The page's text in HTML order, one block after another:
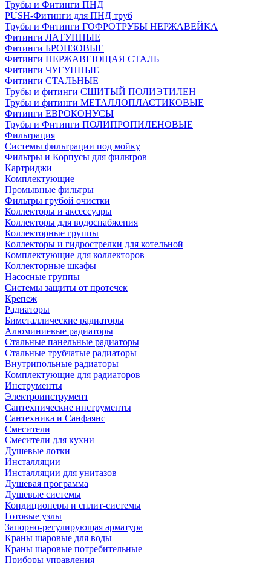
Трубы и Фитинги ПНД
PUSH-Фитинги для ПНД труб
Трубы и Фитинги ГОФРОТРУБЫ НЕРЖАВЕЙКА
Фитинги ЛАТУННЫЕ
Фитинги БРОНЗОВЫЕ
Фитинги НЕРЖАВЕЮЩАЯ СТАЛЬ
Фитинги ЧУГУННЫЕ
Фитинги СТАЛЬНЫЕ
Трубы и фитинги СШИТЫЙ ПОЛИЭТИЛЕН
Трубы и фитинги МЕТАЛЛОПЛАСТИКОВЫЕ
Фитинги ЕВРОКОНУСЫ
Трубы и Фитинги ПОЛИПРОПИЛЕНОВЫЕ
Фильтрация
Системы фильтрации под мойку
Фильтры и Корпусы для фильтров
Картриджи
Комплектующие
Промывные фильтры
Фильтры грубой очистки
Коллекторы и аксессуары
Коллекторы для водоснабжения
Коллекторные группы
Коллекторы и гидрострелки для котельной
Комплектующие для коллекторов
Коллекторные шкафы
Насосные группы
Системы защиты от протечек
Крепеж
Радиаторы
Биметаллические радиаторы
Алюминиевые радиаторы
Стальные панельные радиаторы
Стальные трубчатые радиаторы
Внутрипольные радиаторы
Комплектующие для радиаторов
Инструменты
Электроинструмент
Сантехнические инструменты
Сантехника и Санфаянс
Смесители
Смесители для кухни
Душевые лотки
Инсталляции
Инсталляции для унитазов
Душевая программа
Душевые системы
Кондиционеры и сплит-системы
Готовые узлы
Запорно-регулирующая арматура
Краны шаровые для воды
Краны шаровые потребительные
Приборы управления